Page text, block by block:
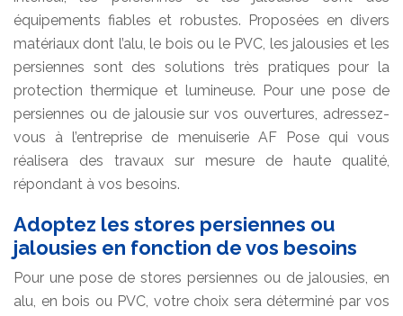
équipements fiables et robustes. Proposées en divers
matériaux dont l’alu, le bois ou le PVC, les jalousies et les
persiennes sont des solutions très pratiques pour la
protection thermique et lumineuse. Pour une pose de
persiennes ou de jalousie sur vos ouvertures, adressez-
vous à l’entreprise de menuiserie AF Pose qui vous
réalisera des travaux sur mesure de haute qualité,
répondant à vos besoins.
Adoptez les stores persiennes ou
jalousies en fonction de vos besoins
Pour une pose de stores persiennes ou de jalousies, en
alu, en bois ou PVC, votre choix sera déterminé par vos